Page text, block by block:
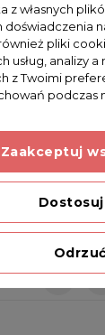
(0)
W TEJ
z własnych
pliki
usług, analizy
z Twoimi
podczas
Odrzuć
Dostosuj
Zaakceptuj